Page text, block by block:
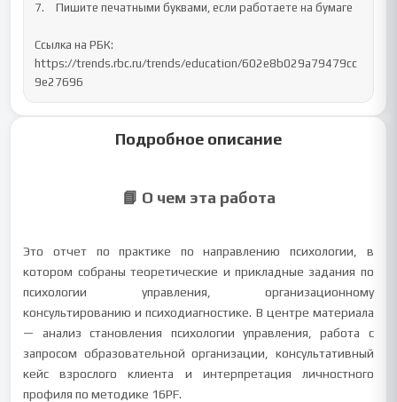
7.	Пишите печатными буквами, если работаете на бумаге
Ссылка на РБК:
https://trends.rbc.ru/trends/education/602e8b029a79479cc
9e27696
Подробное описание
📘 О чем эта работа
Это отчет по практике по направлению психологии, в
котором собраны теоретические и прикладные задания по
психологии управления, организационному
консультированию и психодиагностике. В центре материала
— анализ становления психологии управления, работа с
запросом образовательной организации, консультативный
кейс взрослого клиента и интерпретация личностного
профиля по методике 16PF.